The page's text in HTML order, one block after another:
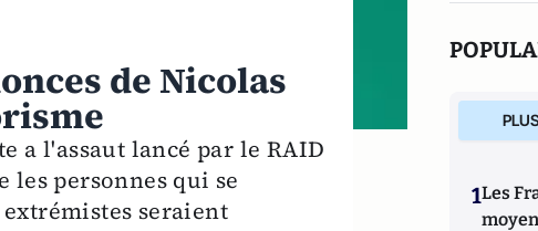
de Nicolas
a l'assaut lancé par le RAID
les personnes qui se
seraient
1Les